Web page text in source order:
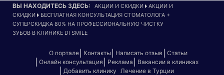
ВЫ НАХОДИТЕСЬ ЗДЕСЬ: АКЦИИ И СКИДКИ
АКЦИИ И
СКИДКИ
БЕСПЛАТНАЯ КОНСУЛЬТАЦИЯ СТОМАТОЛОГА +
СУПЕРСКИДКА 80% НА ПРОФЕССИОНАЛЬНУЮ ЧИСТКУ
ЗУБОВ В КЛИНИКЕ DI SMILE
О портале Контакты Написать отзыв
Статьи
Онлайн консультация
Реклама
Вакансии в клиниках
Добавить клинику
Лечение в Турции